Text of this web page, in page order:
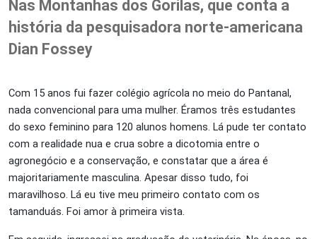
Nas Montanhas dos Gorilas, que conta a
história da pesquisadora norte-americana
Dian Fossey
Com 15 anos fui fazer colégio agrícola no meio do Pantanal,
nada convencional para uma mulher. Éramos três estudantes
do sexo feminino para 120 alunos homens. Lá pude ter contato
com a realidade nua e crua sobre a dicotomia entre o
agronegócio e a conservação, e constatar que a área é
majoritariamente masculina. Apesar disso tudo, foi
maravilhoso. Lá eu tive meu primeiro contato com os
tamanduás. Foi amor à primeira vista.